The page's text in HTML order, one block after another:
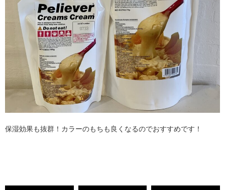
保湿効果も抜群！カラーのもちも良くなるのでおすすめです！